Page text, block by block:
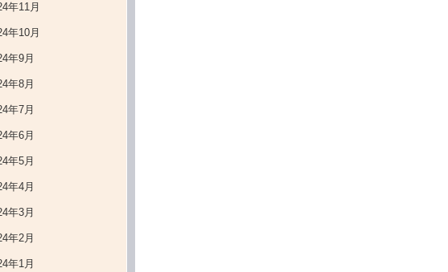
年11月
年10月
年9月
年8月
年7月
年6月
年5月
年4月
年3月
年2月
年1月